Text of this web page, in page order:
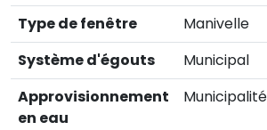
Type de fenêtre
Manivelle
Système d'égouts
Municipal
Approvisionnement
en eau
Municipalité